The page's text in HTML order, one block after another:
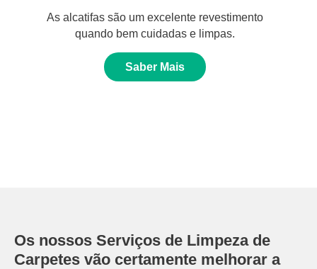
As alcatifas são um excelente revestimento
quando bem cuidadas e limpas.
Saber Mais
Os nossos Serviços de Limpeza de
Carpetes vão certamente melhorar a